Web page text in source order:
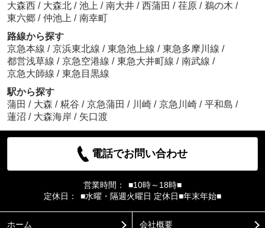
大森西 / 大森北 / 池上 / 南大井 / 西蒲田 / 荏原 / 鵜の木 /
東六郷 / 仲池上 / 南幸町
路線から探す
京急本線 / 京浜東北線 / 東急池上線 / 東急多摩川線 /
都営浅草線 / 京急空港線 / 東急大井町線 / 南武線 /
京急大師線 / 東急目黒線
駅から探す
蒲田 / 大森 / 糀谷 / 京急蒲田 / 川崎 / 京急川崎 / 平和島 /
蓮沼 / 大森海岸 / 矢口渡
電話でお問い合わせ
営業時間：
■10時～18時■
定休日：
■水曜・隔週火曜日 定休日■年末年始■
ホーム 会社概要